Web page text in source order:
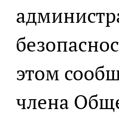
этом
члена